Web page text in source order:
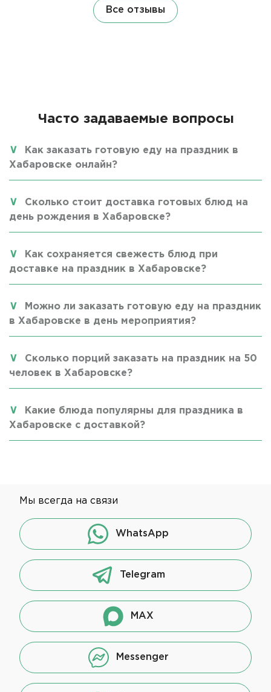
Все отзывы
Часто задаваемые вопросы
Как заказать готовую еду на праздник в
Хабаровске онлайн?
Сколько стоит доставка готовых блюд на
день рождения в Хабаровске?
Как сохраняется свежесть блюд при
доставке на праздник в Хабаровске?
Можно ли заказать готовую еду на праздник
в Хабаровске в день мероприятия?
Сколько порций заказать на праздник на 50
человек в Хабаровске?
Какие блюда популярны для праздника в
Хабаровске с доставкой?
Мы всегда на связи
WhatsApp
Telegram
MAX
Messenger